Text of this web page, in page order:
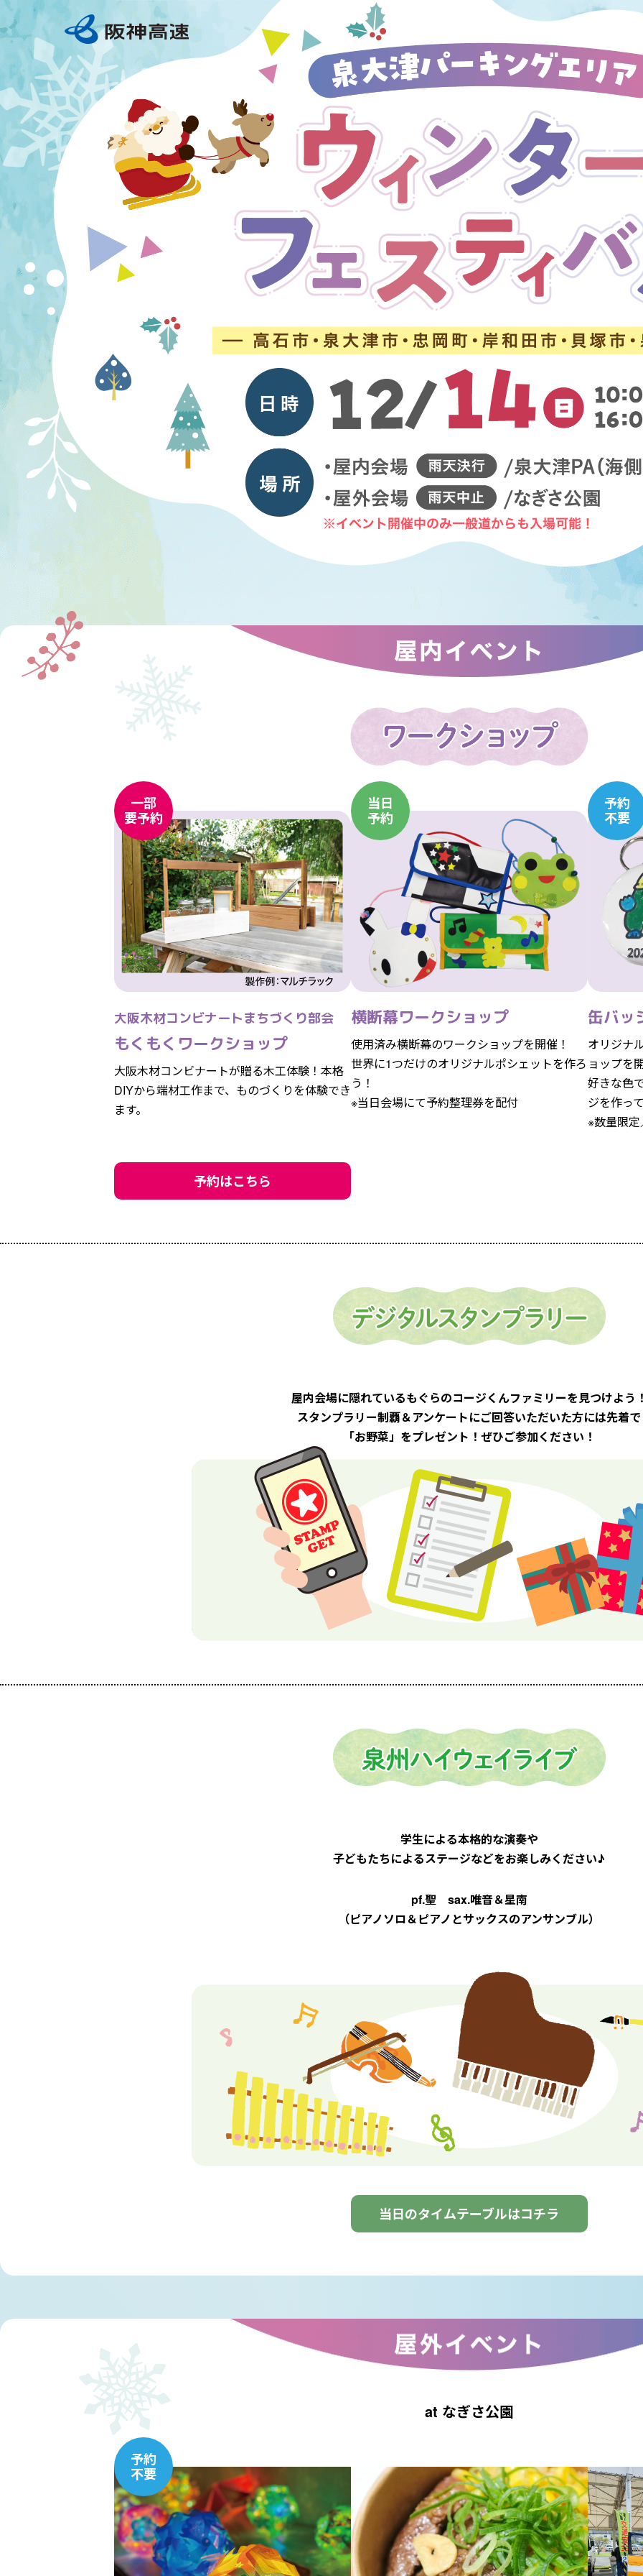
ウ
ィ
ン
タ
ー
フ
テ
ィ
バ
石
市・
泉
大
津
一部
要予約
大阪木材コンビナートまちづくり部会
もくもくワークショップ
大阪木材コンビナートが贈る木工体験！本格
DIYから端材工作まで、ものづくりを体験でき
ます。
予約はこちら
当日
予約
横断幕ワークショップ
使用済み横断幕のワークショップを開催！
世界に1つだけのオリジナルポシェットを作ろ
う！
※当日会場にて予約整理券を配付
予約
不要
缶バッ
オリジナ
ョップを
好きな色
ジを作っ
※数量限
屋内会場に隠れているもぐらのコージくんファミリーを見つけよう
スタンプラリー制覇＆アンケートにご回答いただいた方には先着で
「お野菜」をプレゼント！ ぜひご参加ください！
学生による本格的な演奏や
子どもたちによるステージなどをお楽しみください♪
pf.聖 sax.唯音＆星南
（ピアノソロ＆ピアノとサックスのアンサンブル）
当日のタイムテーブルはコチラ
at なぎさ公園
予約
不要